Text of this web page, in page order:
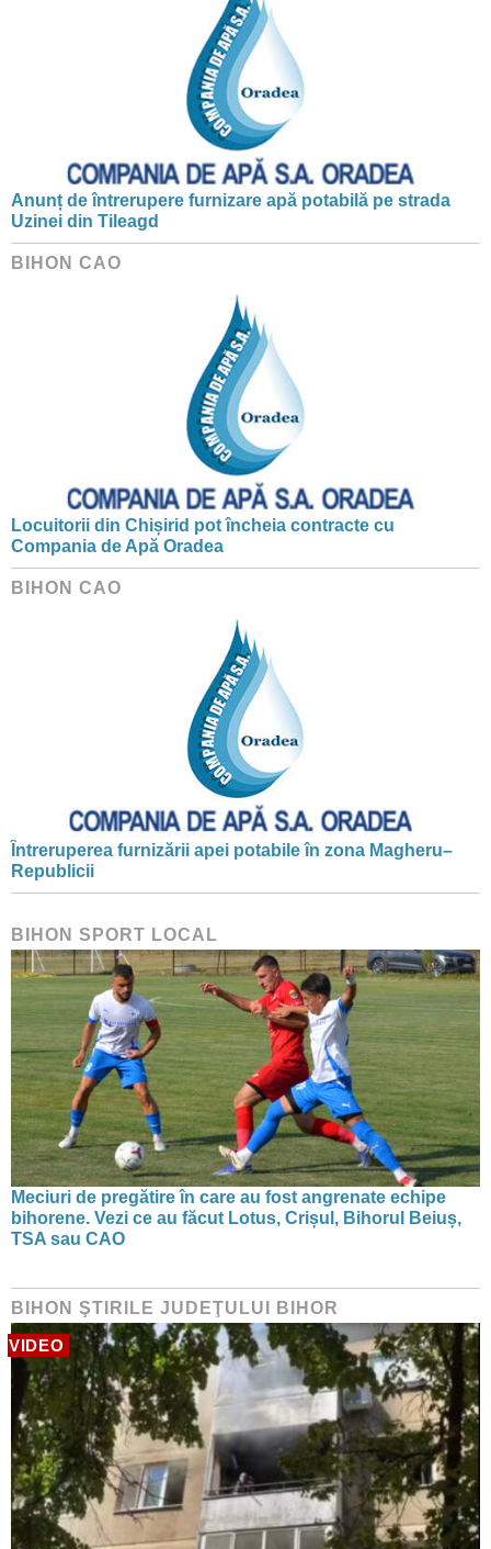
Anunț de întrerupere furnizare apă potabilă pe strada
Uzinei din Tileagd
BIHON CAO
Locuitorii din Chișirid pot încheia contracte cu
Compania de Apă Oradea
BIHON CAO
Întreruperea furnizării apei potabile în zona Magheru–
Republicii
BIHON SPORT LOCAL
Meciuri de pregătire în care au fost angrenate echipe
bihorene. Vezi ce au făcut Lotus, Crișul, Bihorul Beiuș,
TSA sau CAO
BIHON ŞTIRILE JUDEŢULUI BIHOR
VIDEO